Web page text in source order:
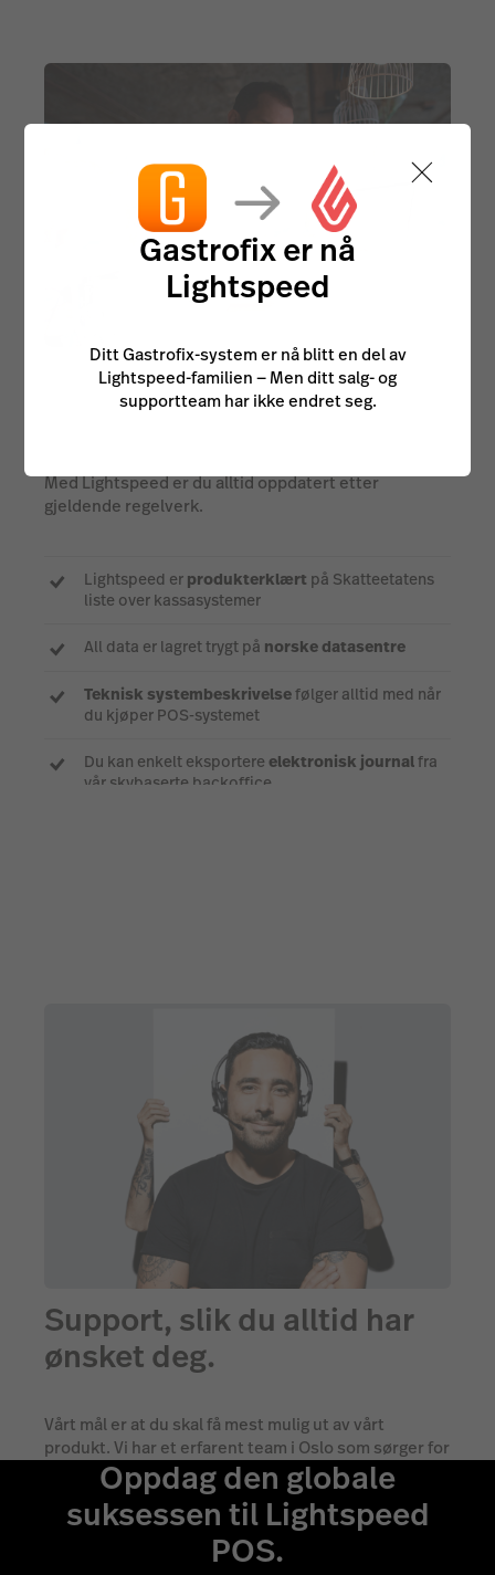
Føl deg trygg ved
bokettersyn.
Med Lightspeed er du alltid oppdatert etter
gjeldende regelverk.
Lightspeed er produkterklært på Skatteetatens
liste over kassasystemer
All data er lagret trygt på norske datasentre
Teknisk systembeskrivelsefølger alltid med når
du kjøper POS-systemet
Du kan enkelt eksportere elektronisk journalfra
vår skybaserte backoffice
Support, slik du alltid har
ønsket deg.
Vårt mål er at du skal få mest mulig ut av vårt
produkt. Vi har et erfarent team i Oslo som sørger for
at du får hjelp, alle dager i uken.
Finn ut mer
Oppdag den globale
suksessen til Lightspeed
POS.
Gastrofix er nå
Lightspeed
Ditt Gastrofix-system er nå blitt en del av
Lightspeed-familien — Men ditt salg- og
supportteam har ikke endret seg.